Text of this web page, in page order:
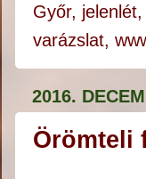
Győr, jelenlét,
varázslat,
2016.
Örömteli